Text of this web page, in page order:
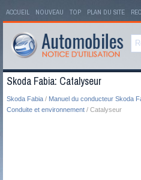
ACCUEIL NOUVEAU TOP PLAN DU SITE
Skoda Fabia: Catalyseur
Skoda Fabia / Manuel du conducteur Skoda
Conduite et environnement / Catalyseur